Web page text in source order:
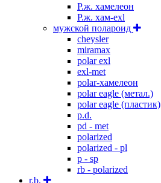
P.ж. хамелеон
Р.ж. хам-exl
мужской полароид
cheysler
miramax
polar exl
exl-met
polar-хамелеон
polar eagle (метал.)
polar eagle (пластик)
p.d.
pd - met
polarized
polarized - pl
p - sp
rb - polarized
r.b.